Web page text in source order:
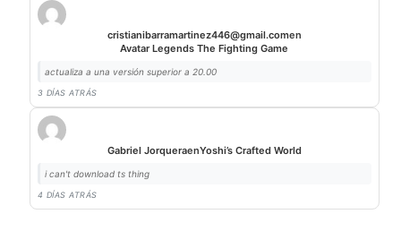
cristianibarramartinez446@gmail.comen
Avatar Legends The Fighting Game
actualiza a una versión superior a 20.00
3 DÍAS ATRÁS
Gabriel JorqueraenYoshi’s Crafted World
i can't download ts thing
4 DÍAS ATRÁS